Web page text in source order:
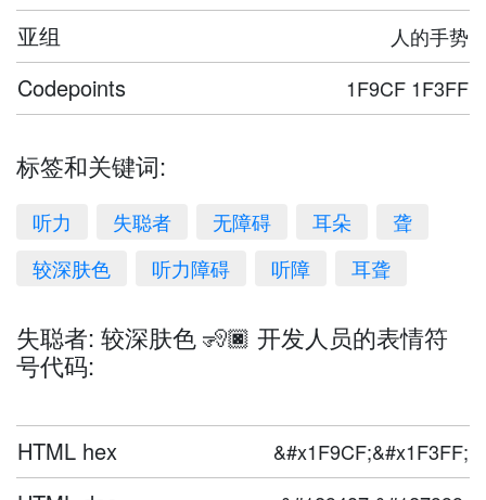
亚组 人的手势
Codepoints 1F9CF 1F3FF
标签和关键词:
听力 失聪者 无障碍 耳朵
聋
较深肤色
听力障碍 听障 耳聋
失聪者: 较深肤色 🧏🏿 开发人员的表情符
号代码:
HTML hex &#x1F9CF;&#x1F3FF;